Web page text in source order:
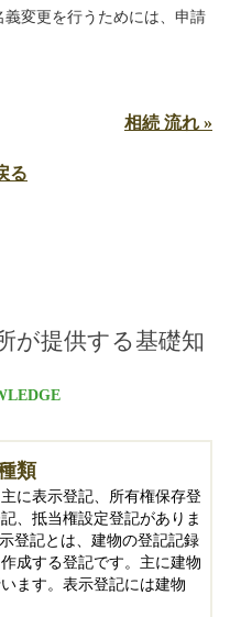
変更を行うためには、申請
相続 流れ »
る
が提供する基礎知
類
に表示登記、所有権保存登
、抵当権設定登記がありま
登記とは、建物の登記記録
成する登記です。主に建物
ます。表示登記には建物